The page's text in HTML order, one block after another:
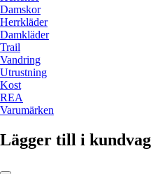
Damskor
Herrkläder
Damkläder
Trail
Vandring
Utrustning
Kost
REA
Varumärken
Lägger till i